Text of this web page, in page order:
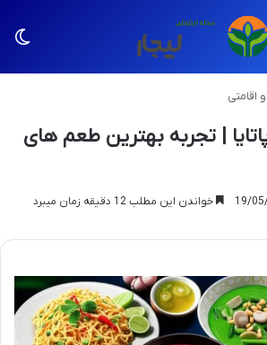
اقامتی
| تجربه بهترین طعم های
خواندن این مطلب 12 دقیقه زمان میبرد